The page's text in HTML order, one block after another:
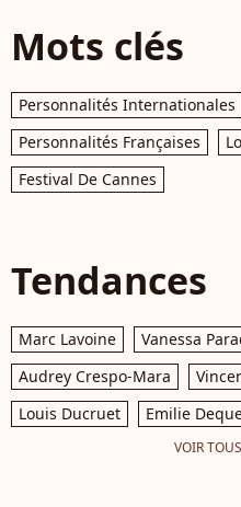
Mots clés
Personnalités Internationales
Personnalités Françaises
Festival De Cannes
Tendances
Marc Lavoine Vanessa
Audrey Crespo-Mara
Louis Ducruet
Emilie
VOIR